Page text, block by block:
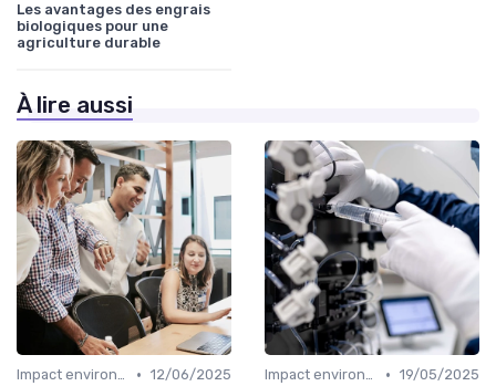
Les avantages des engrais
biologiques pour une
agriculture durable
À lire aussi
Impact environnemental • 12/06/2025
Impact environnemental • 19/05/2025